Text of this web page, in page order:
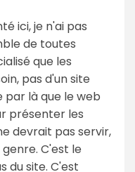
ici, je n'ai pas
de toutes
que les
pas d'un site
par là que le web
présenter les
devrait pas servir,
C'est le
du site. C'est